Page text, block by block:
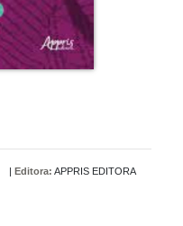
Editora: APPRIS EDITORA